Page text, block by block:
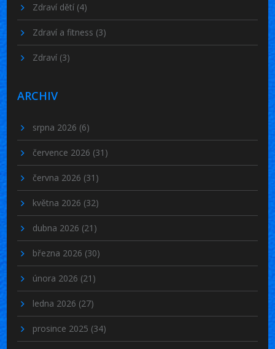
Zdraví dětí (4)
Zdraví a fitness (3)
Zdraví (3)
ARCHIV
srpna 2026 (6)
července 2026 (31)
června 2026 (31)
května 2026 (32)
dubna 2026 (21)
března 2026 (30)
února 2026 (21)
ledna 2026 (27)
prosince 2025 (34)